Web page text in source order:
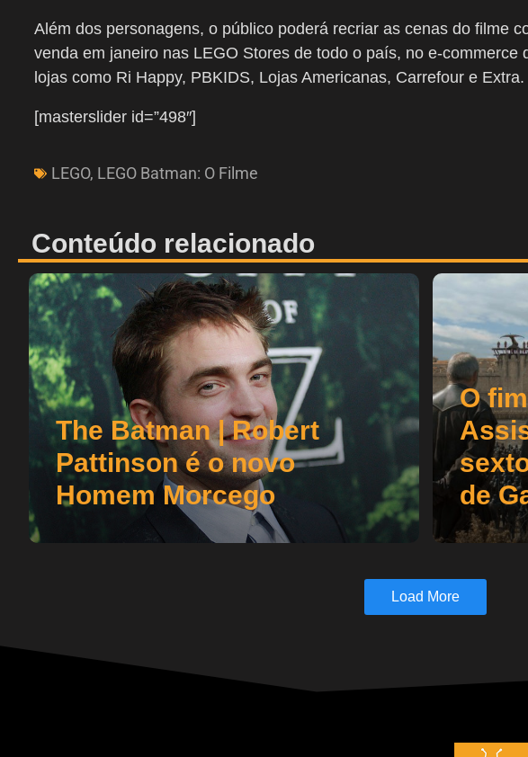
Além dos personagens, o público poderá recriar as cenas do filme
venda em janeiro nas LEGO Stores de todo o país, no e-commerce
lojas como Ri Happy, PBKIDS, Lojas Americanas, Carrefour e Extra.
[masterslider id=”498″]
LEGO, LEGO Batman: O Filme
Conteúdo relacionado
The Batman | Robert
Pattinson é o novo
Homem Morcego
O
de
Load More